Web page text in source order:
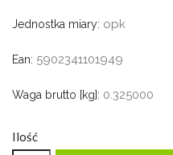
Jednostka miary: opk
Ean: 5902341101949
Waga brutto [kg]: 0.325000
Ilość